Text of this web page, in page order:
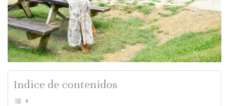
Indice de contenidos